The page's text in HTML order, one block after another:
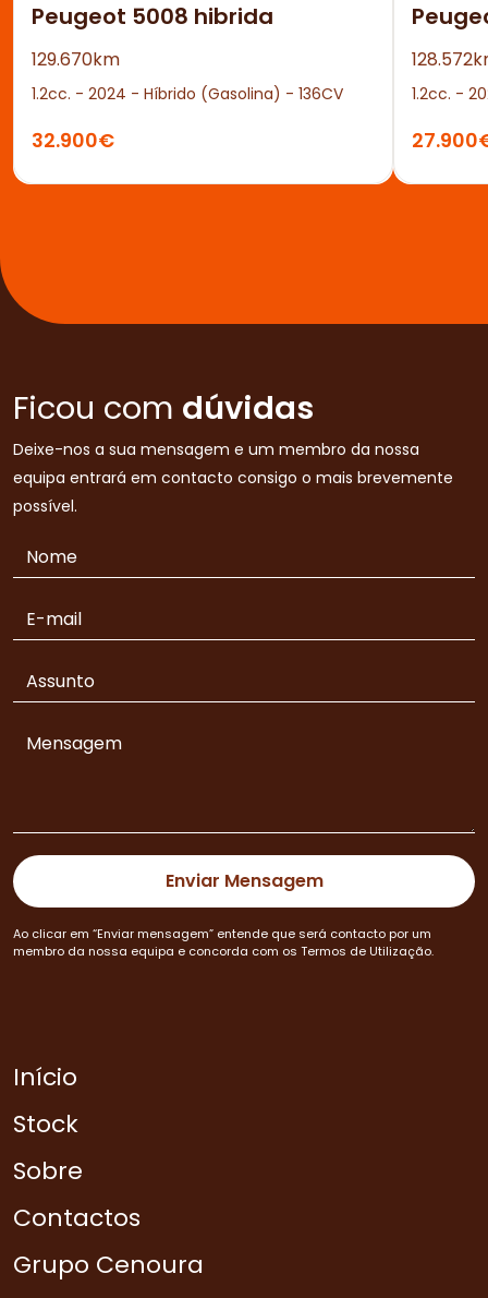
Peugeot 5008 hibrida
129.670km
1.2cc. - 2024 - Híbrido (Gasolina) - 136CV
32.900€
1.2cc. -
Ficou com dúvidas
Deixe-nos a sua mensagem e um membro da nossa
equipa entrará em contacto consigo o mais brevemente
possível.
Ao clicar em “Enviar mensagem” entende que será contacto por um
membro da nossa equipa e concorda com os Termos de Utilização.
Início
Stock
Sobre
Contactos
Grupo Cenoura